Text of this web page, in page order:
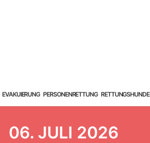
EVAKUIERUNG PERSONENRETTUNG RETTUNGSHUNDE
06. JULI 2026